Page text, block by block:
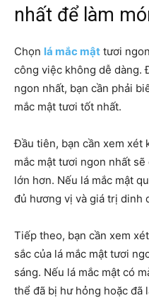
nhất để làm
Chọn lá mắc mật tươi
công việc không dễ dàng.
ngon nhất, bạn cần phải
mắc mật tươi tốt nhất.
Đầu tiên, bạn cần xem xét
mắc mật tươi ngon nhất
lớn hơn. Nếu lá mắc mật
đủ hương vị và giá trị dinh
Tiếp theo, bạn cần xem
sắc của lá mắc mật tươi
sáng. Nếu lá mắc mật có
thể đã bị hư hỏng hoặc đã